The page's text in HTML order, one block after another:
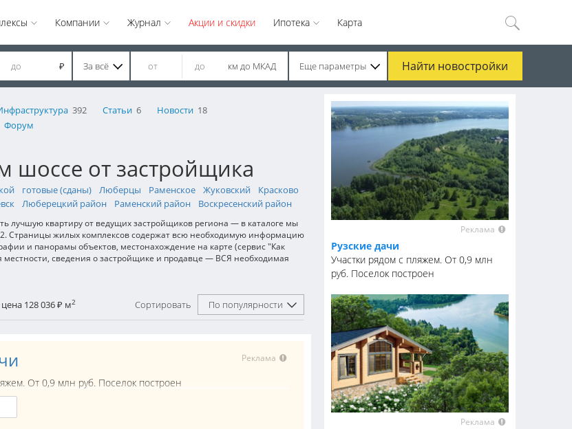
Компании Журнал Акции и скидки Ипотека Карта
₽ За всё км до МКАД Еще параметры Найти новостройки
392 Статьи 6 Новости 18
Форум
шоссе от застройщика
готовые (сданы) Люберцы Раменское Жуковский
Красково
Люберецкий район Раменский район Воскресенский район
лучшую квартиру от ведущих застройщиков региона — в каталоге мы
Страницы жилых комплексов содержат всю необходимую информацию
и панорамы объектов, местонахождение на карте (сервис "Как
местности, сведения о застройщике и продавце — ВСЯ необходимая
128 036₽ м2 Сортировать По популярности
Реклама
От 0,9 млн руб. Поселок построен
Реклама
Рузские дачи
Участки рядом с пляжем. От 0,9 млн
руб. Поселок построен
Реклама